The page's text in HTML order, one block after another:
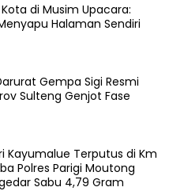
di Musim Upacara:
Halaman Sendiri
Gempa Sigi Resmi
Sulteng Genjot Fase
Kayumalue Terputus di Km
Polres Parigi Moutong
Sabu 4,79 Gram